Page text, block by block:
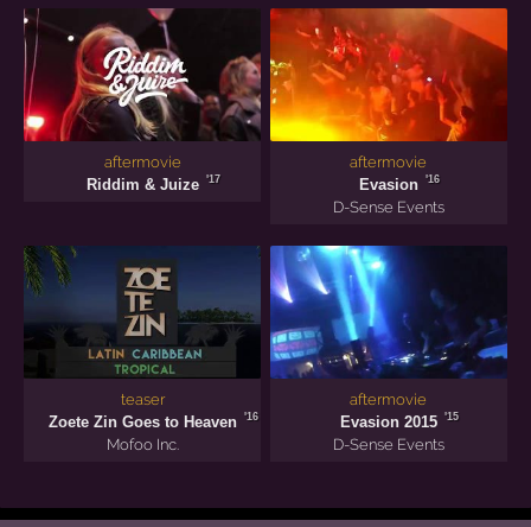
aftermovie
Riddim & Juize
'17
aftermovie
Evasion
'16
D-Sense Events
teaser
Zoete Zin Goes to Heaven
'16
Mofoo Inc.
aftermovie
Evasion 2015
'15
D-Sense Events